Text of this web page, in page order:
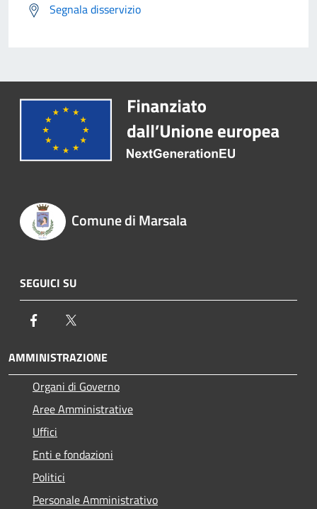
Segnala disservizio
Comune di Marsala
SEGUICI SU
Facebook
AMMINISTRAZIONE
Organi di Governo
Aree Amministrative
Uffici
Enti e fondazioni
Politici
Personale Amministrativo